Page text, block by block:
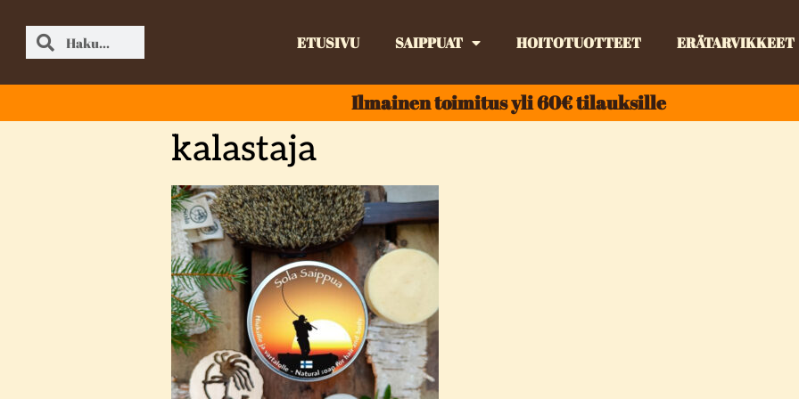
ETUSIVU SAIPPUAT HOITOTUOTTEET ERÄTARVIKKEET
Ilmainen toimitus yli 60€ tilauksille
kalastaja